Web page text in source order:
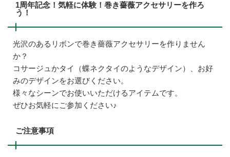
1周年記念！気軽に体験！巻き薔薇アクセサリーを作ろ
う！
光沢のあるリボンで巻き薔薇アクセサリーを作りません
か？
コサージュかタイ（蝶ネクタイのようなデザイン）、お好
みのデザインをお選びください。
様々なシーンでお使いいただけるアイテムです。
ぜひお気軽にご参加ください♪
ご注意事項